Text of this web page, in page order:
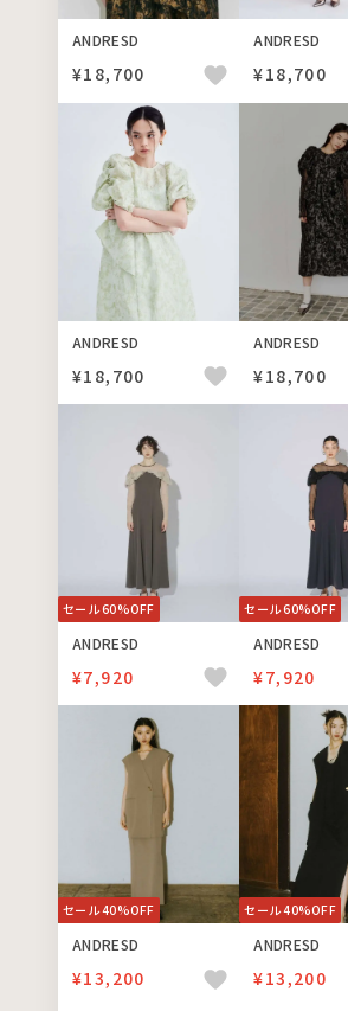
ANDRESD
¥18,700
ANDRESD
¥18,700
ANDRESD
¥18,700
ANDRESD
¥18,700
セール 60%OFF
ANDRESD
¥7,920
セール 60%OFF
ANDRESD
¥7,920
セール 40%OFF
ANDRESD
¥13,200
セール 40%OFF
ANDRESD
¥13,200